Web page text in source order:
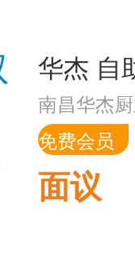
南昌华杰
免费会员
面议